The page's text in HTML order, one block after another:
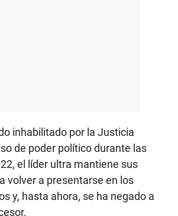
inhabilitado por la Justicia
de poder político durante las
el líder ultra mantiene sus
volver a presentarse en los
y, hasta ahora, se ha negado a